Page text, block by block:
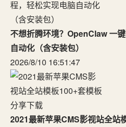
不想折腾环境？OpenClaw 一
自动化（含安装包）
2026/8/10 16:51:47
2021最新苹果CMS影视站全站